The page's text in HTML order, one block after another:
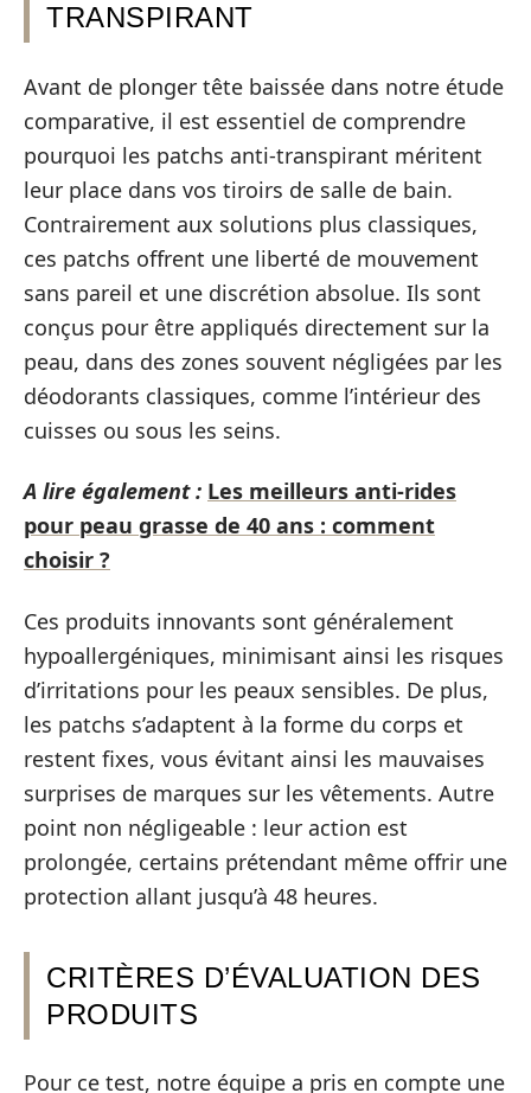
TRANSPIRANT
Avant de plonger tête baissée dans notre étude
comparative, il est essentiel de comprendre
pourquoi les patchs anti-transpirant méritent
leur place dans vos tiroirs de salle de bain.
Contrairement aux solutions plus classiques,
ces patchs offrent une liberté de mouvement
sans pareil et une discrétion absolue. Ils sont
conçus pour être appliqués directement sur la
peau, dans des zones souvent négligées par les
déodorants classiques, comme l’intérieur des
cuisses ou sous les seins.
A lire également : Les meilleurs anti-rides
pour peau grasse de 40 ans : comment
choisir ?
Ces produits innovants sont généralement
hypoallergéniques, minimisant ainsi les risques
d’irritations pour les peaux sensibles. De plus,
les patchs s’adaptent à la forme du corps et
restent fixes, vous évitant ainsi les mauvaises
surprises de marques sur les vêtements. Autre
point non négligeable : leur action est
prolongée, certains prétendant même offrir une
protection allant jusqu’à 48 heures.
CRITÈRES D’ÉVALUATION DES
PRODUITS
Pour ce test, notre équipe a pris en compte une